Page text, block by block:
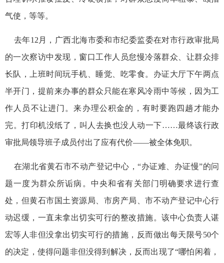
气使，等等。
去年12月，广西北海市委和市纪委监委在对市行政审批局
的一次察访中发现，窗口工作人员怠慢冷落群众、让群众排
长队，上班时间玩手机、睡觉、吃零食。办证大厅下午两点
半开门，提前来办事的群众只能在寒风冷雨中等候，因为工
作人员不让进门。来办理公积金的，有时要跑四趟才能办
完。打印机没纸了，叫人去换也没人动一下……最终该行政
审批局领导班子成员付出了应有代价——被全体免职。
在湖北省黄石市不动产登记中心，“办证难、办证慢”的问
题一度为群众所诟病。中央和省有关部门明确要求进行查
处，但黄石市国土资源局、市房产局、市不动产登记中心行
动迟缓，一直未拿出切实可行的整改措施。该中心负责人谌
宏等人非但没拿出切实可行的措施，反而做出每天限号50个
的决定，使得问题非但没得到解决，反而出现了“哪怕闲着，